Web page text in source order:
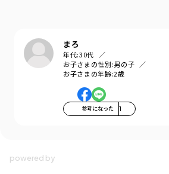
まろ
年代:30代
お子さまの性別:男の子
お子さまの年齢:2歳
参考になった 1